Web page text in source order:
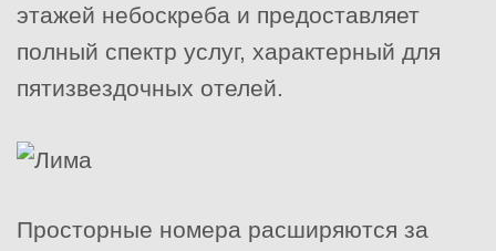
этажей небоскреба и предоставляет
полный спектр услуг, характерный для
пятизвездочных отелей.
Просторные номера расширяются за